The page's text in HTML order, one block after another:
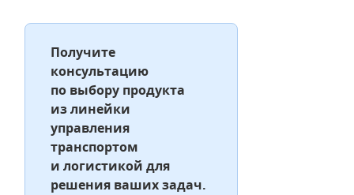
Получите
консультацию
по выбору продукта
из линейки
управления
транспортом
и логистикой для
решения ваших задач.